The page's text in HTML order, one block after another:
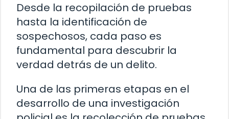
Desde la recopilación de pruebas
hasta la identificación de
sospechosos, cada paso es
fundamental para descubrir la
verdad detrás de un delito.
Una de las primeras etapas en el
desarrollo de una investigación